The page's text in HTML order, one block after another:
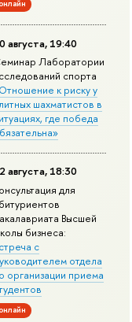
августа, 19:40
Лаборатории
спорта
к риску у
шахматистов в
где победа
августа, 18:30
для
Высшей
бизнеса:
с
отдела
организации приема